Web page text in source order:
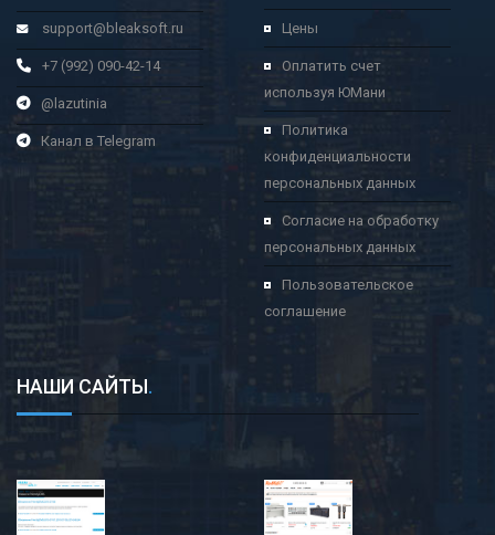
support@bleaksoft.ru
+7 (992) 090-42-14
@lazutinia
Канал в Telegram
Цены
Оплатить счет
используя ЮМани
Политика
конфиденциальности
персональных данных
Согласие на обработку
персональных данных
Пользовательское
соглашение
НАШИ САЙТЫ.